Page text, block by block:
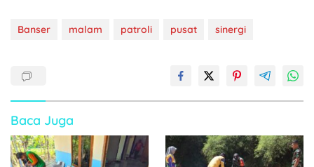
Banser malam patroli pusat sinergi
Baca Juga